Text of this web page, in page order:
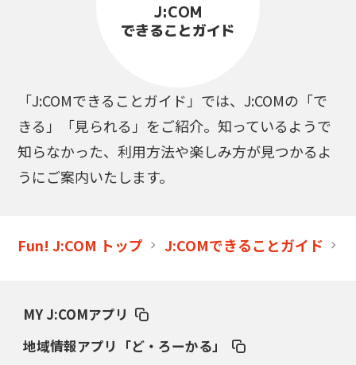
J:COM
できることガイド
「J:COMできることガイド」では、J:COMの「で
きる」「見られる」をご紹介。知っているようで
知らなかった、利用方法や楽しみ方が見つかるよ
うにご案内いたします。
Fun! J:COM トップ J:COMできることガイド
MY J:COMアプリ
地域情報アプリ「ど・ろーかる」